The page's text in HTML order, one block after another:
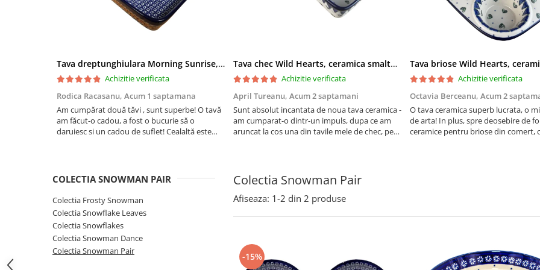
Accesorii decorative
Colectii Artistice
Colectiile Country
Colectia Sweet Dreams
Colectia Leaf Bed
Colectia Autumn Garden
Colectia Butterfly Dance
Colectia Morning Sunrise
Colectia Infinity
Colectia Morning Glory
Colectia Blue Sea
Tava dreptunghiulara Morning Sunrise, ceramica smaltuita, pictata manual, 27,0 X 32, 5 cm
Achizitie verificata
Rodica Racasanu, Acum 1 saptamana
Am cumpărat două tăvi , sunt superbe! O tavă
am făcut-o cadou, a fost o bucurie să o
daruiesc si un cadou de suflet! Cealaltă este
Tava chec Wild Hearts, ceramica smaltuita, pictata manual, 31,0 X 12,0 cm
Achizitie verificata
April Tureanu, Acum 2 saptamani
Sunt absolut incantata de noua tava ceramica -
am cumparat-o dintr-un impuls, dupa ce am
aruncat la cos una din tavile mele de chec, pe
Achizitie verificata
Octavia Berceanu, Acum 2
O tava ceramica superb lucrata, o
de arta! In plus, spre deosebire de
ceramice pentru briose din comert,
Colectia Snowman Pair
COLECTIA SNOWMAN PAIR
Colectia Frosty Snowman
Colectia Snowflake Leaves
Colectia Snowflakes
Colectia Snowman Dance
Colectia Snowman Pair
Afiseaza: 1-2 din 2 produse
-15%